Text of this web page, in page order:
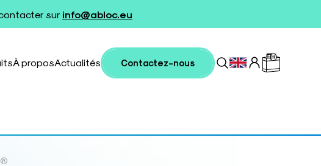
sur info@abloc.eu
À proposActualités Contactez-nous